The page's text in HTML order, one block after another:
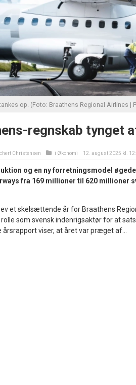
op. (Foto: Braathens Regional Airlines |
regnskab tynget
Christensen i Økonomi 12. august 2025 kl.
og en ny forretningsmodel
fra 169 millioner til 620 millioner
et skelsættende år for Braathens
som svensk indenrigsaktør for at
årsrapport viser, at året var præget af...